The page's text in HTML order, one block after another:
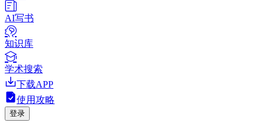
AI写书
知识库
学术搜索
下载APP
使用攻略
登录